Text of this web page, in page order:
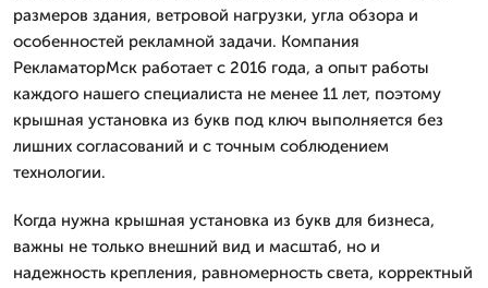
размеров здания, ветровой нагрузки, угла обзора и
особенностей рекламной задачи. Компания
РекламаторМск работает с 2016 года, а опыт работы
каждого нашего специалиста не менее 11 лет, поэтому
крышная установка из букв под ключ выполняется без
лишних согласований и с точным соблюдением
технологии.
Когда нужна крышная установка из букв для бизнеса,
важны не только внешний вид и масштаб, но и
надежность крепления, равномерность света, корректный